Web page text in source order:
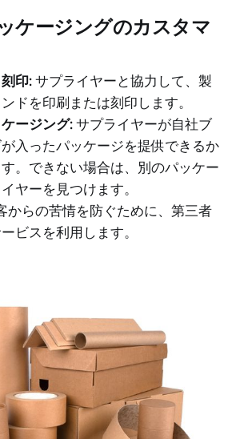
ケージングのカスタマ
印:サプライヤーと協力して、製
ドを印刷または刻印します。
ージング:サプライヤーが自社ブ
入ったパッケージを提供できるか
。できない場合は、別のパッケー
ヤーを見つけます。
からの苦情を防ぐために、第三者
ビスを利用します。